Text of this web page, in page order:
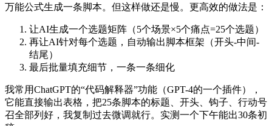
万能公式生成一条脚本。但这样做还是慢。更高效的做法是：
让AI生成一个选题矩阵（5个场景×5个痛点=25个选题）
再让AI针对每个选题，自动输出脚本框架（开头-中间-
结尾）
最后批量填充细节，一条一条细化
我常用ChatGPT的“代码解释器”功能（GPT-4的一个插件），
它能直接输出表格，把25条脚本的标题、开头、钩子、行动号
召全部列好，我复制过去微调就行。实测一个下午能出30条初